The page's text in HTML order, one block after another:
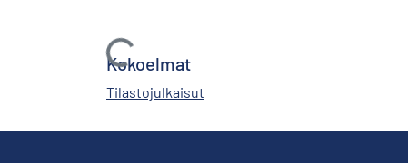
Ladataan...
Kokoelmat
Tilastojulkaisut